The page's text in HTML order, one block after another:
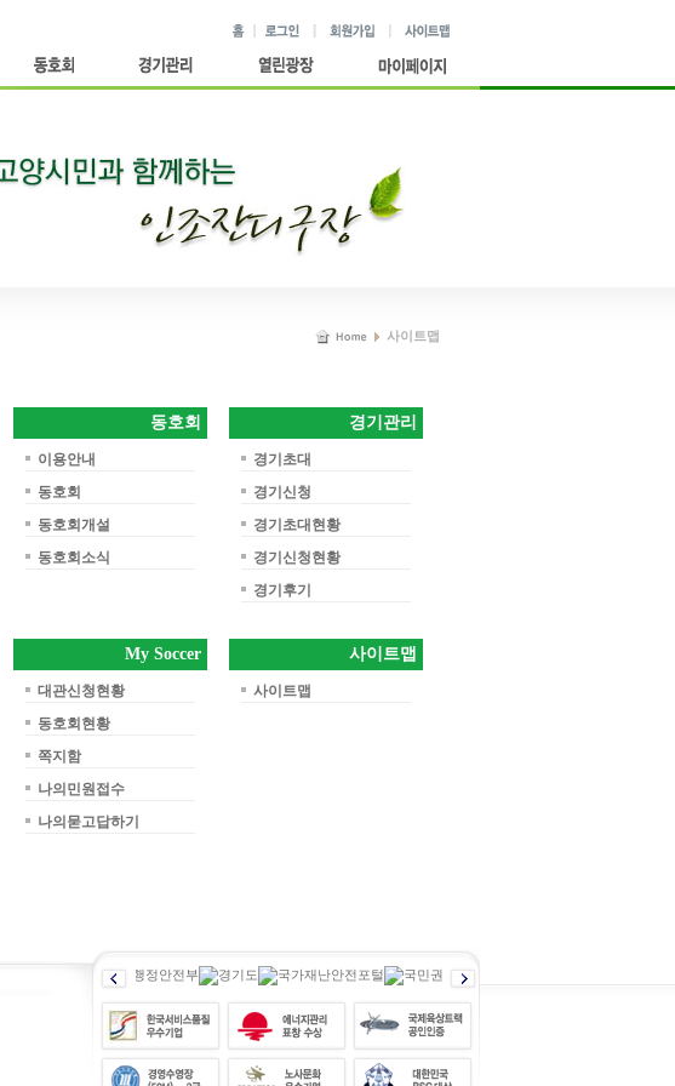
로그인
동호회 경기관리 열린광장 My Soccer
사이트맵
동호회
이용안내
동호회
동호회개설
동호회소식
경기관리
경기초대
경기신청
경기초대현황
경기신청현황
경기후기
My Soccer
대관신청현황
동호회현황
쪽지함
나의민원접수
나의묻고답하기
사이트맵
사이트맵